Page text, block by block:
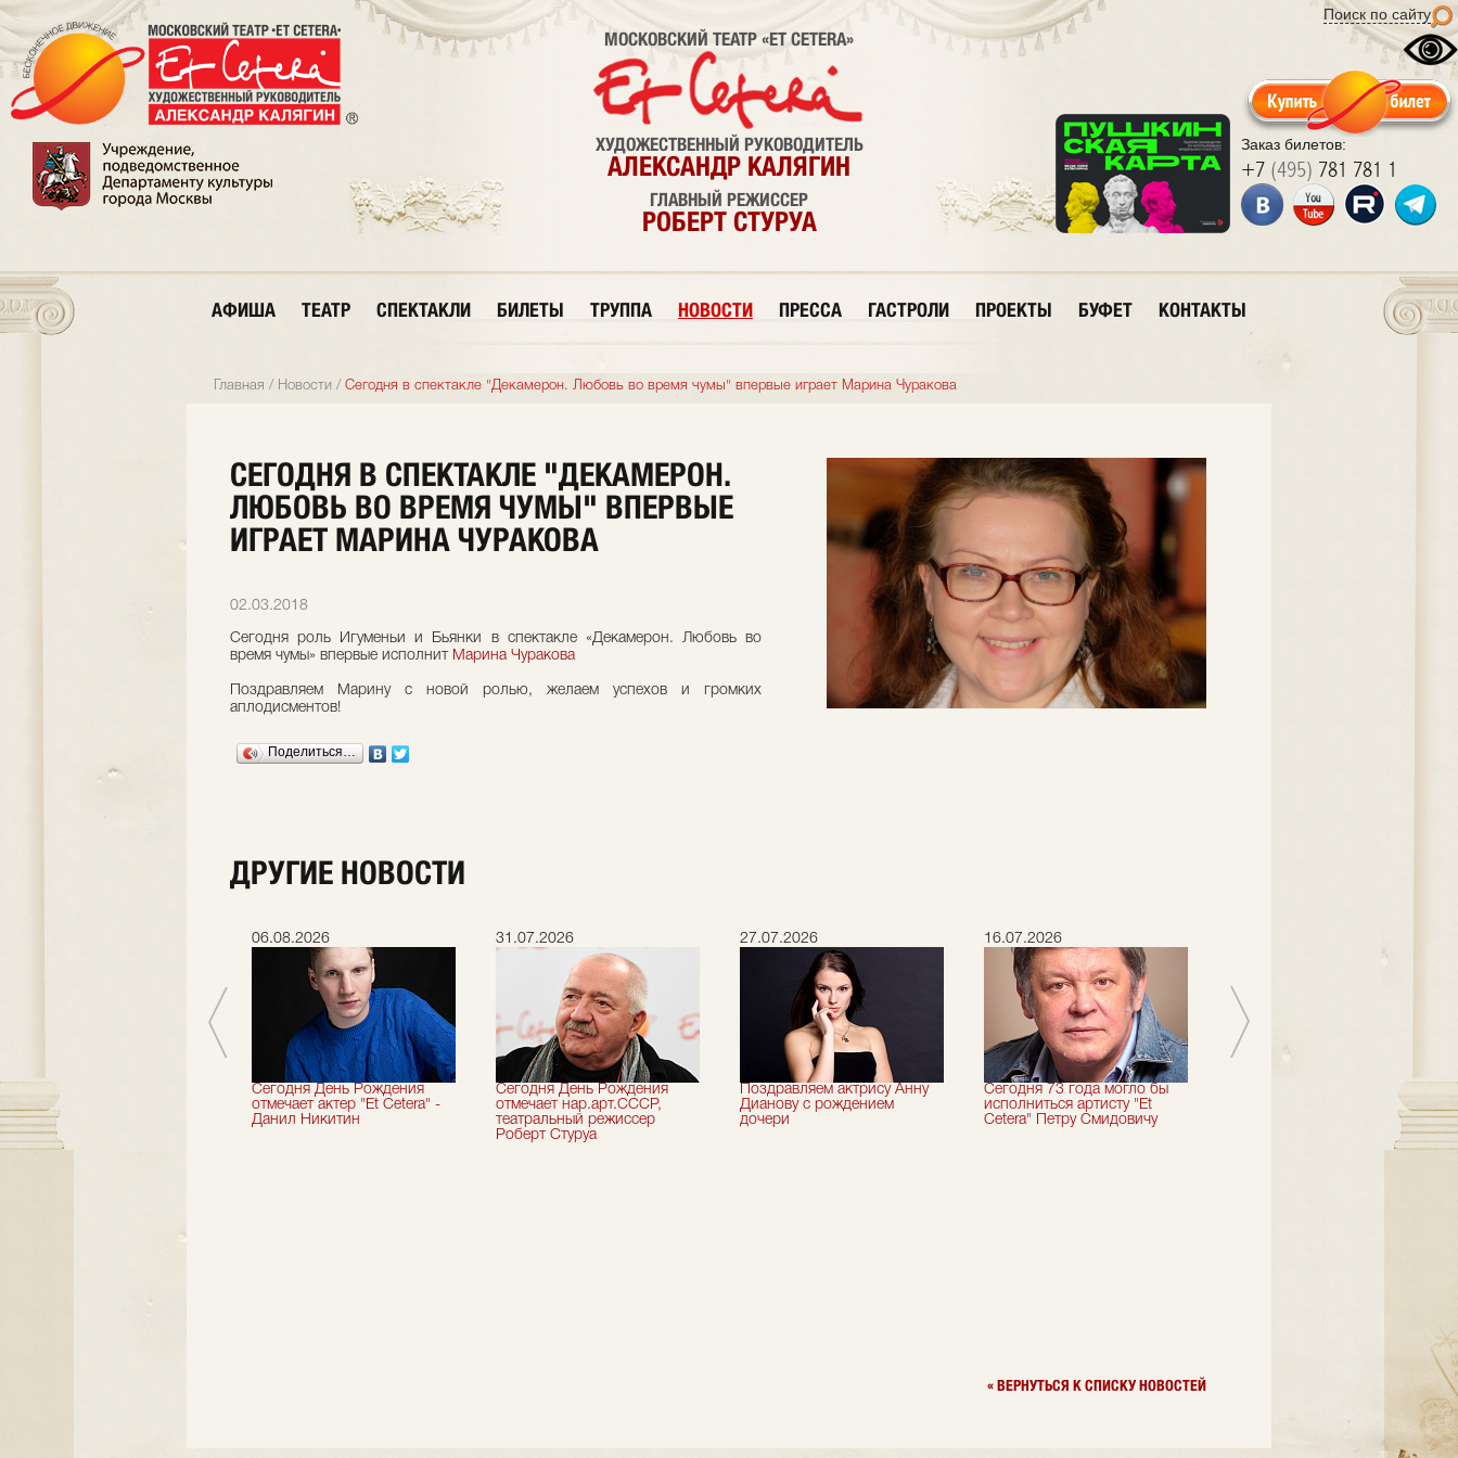
Поиск по сайту
Заказ билетов:
+7 (495) 781 781 1
МОСКОВСКИЙ ТЕАТР «ET CETERA»
ХУДОЖЕСТВЕННЫЙ РУКОВОДИТЕЛЬ
АЛЕКСАНДР КАЛЯГИН
ГЛАВНЫЙ РЕЖИССЕР
РОБЕРТ СТУРУА
АФИША ТЕАТР СПЕКТАКЛИ БИЛЕТЫ ТРУППА НОВОСТИ ПРЕССА ГАСТРОЛИ ПРОЕКТЫ БУФЕТ КОНТАКТЫ
Главная / Новости / Сегодня в спектакле "Декамерон. Любовь во время чумы" впервые играет Марина Чуракова
СЕГОДНЯ В СПЕКТАКЛЕ "ДЕКАМЕРОН.
ЛЮБОВЬ ВО ВРЕМЯ ЧУМЫ" ВПЕРВЫЕ
ИГРАЕТ МАРИНА ЧУРАКОВА
02.03.2018
Сегодня роль Игуменьи и Бьянки в спектакле «Декамерон. Любовь во
время чумы» впервые исполнит Марина Чуракова
Поздравляем Марину с новой ролью, желаем успехов и громких
аплодисментов!
Поделиться…
ДРУГИЕ НОВОСТИ
театральный сезон!
06.08.2026
Сегодня День Рождения
отмечает актер "Et Cetera" -
Данил Никитин
31.07.2026
Сегодня День Рождения
отмечает нар.арт.СССР,
театральный режиссер
Роберт Стуруа
27.07.2026
Поздравляем актрису Анну
Дианову с рождением
дочери
16.07.2026
Сегодня 73 года могло бы
исполниться артисту "Et
Cetera" Петру Смидовичу
отмечает актер "Et Cetera" -
« ВЕРНУТЬСЯ К СПИСКУ НОВОСТЕЙ